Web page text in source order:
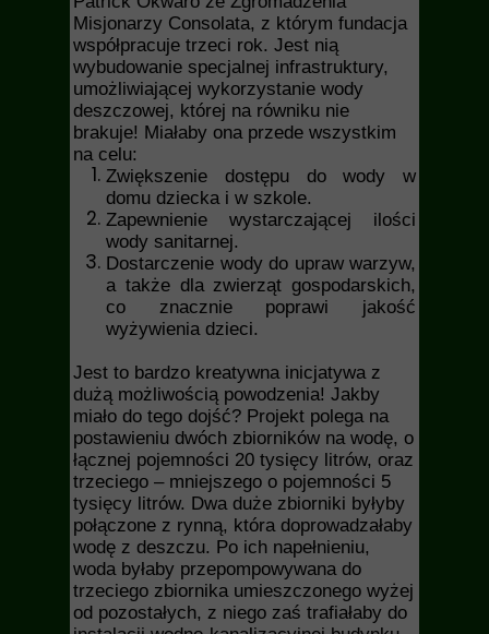
Misjonarzy Consolata, z którym fundacja
współpracuje trzeci rok. Jest nią
wybudowanie specjalnej infrastruktury,
umożliwiającej wykorzystanie wody
deszczowej, której na równiku nie
brakuje! Miałaby ona przede wszystkim
na celu:
Zwiększenie dostępu do wody w
domu dziecka i w szkole.
Zapewnienie wystarczającej ilości
wody sanitarnej.
Dostarczenie wody do upraw warzyw,
a także dla zwierząt gospodarskich,
co znacznie poprawi jakość
wyżywienia dzieci.
Jest to bardzo kreatywna inicjatywa z
dużą możliwością powodzenia! Jakby
miało do tego dojść? Projekt polega na
postawieniu dwóch zbiorników na wodę, o
łącznej pojemności 20 tysięcy litrów, oraz
trzeciego – mniejszego o pojemności 5
tysięcy litrów. Dwa duże zbiorniki byłyby
połączone z rynną, która doprowadzałaby
wodę z deszczu. Po ich napełnieniu,
woda byłaby przepompowywana do
trzeciego zbiornika umieszczonego wyżej
od pozostałych, z niego zaś trafiałaby do